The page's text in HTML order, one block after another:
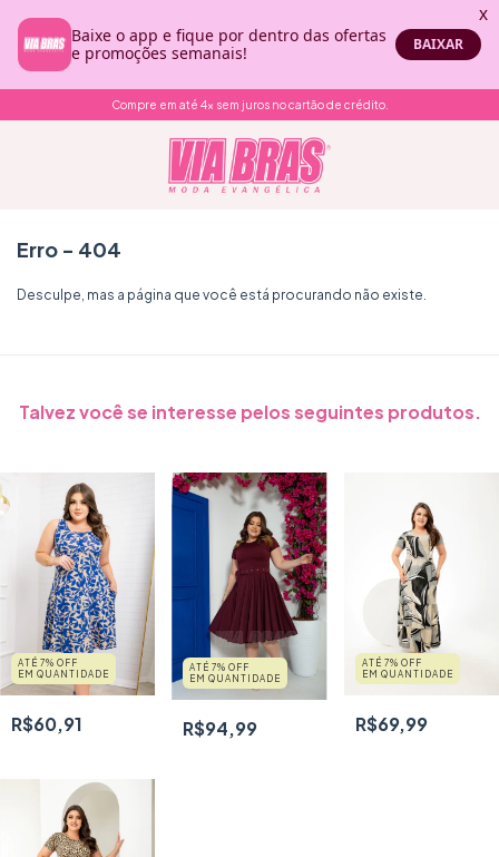
Compre em até 4x sem juros no cartão de crédito.
Erro - 404
Desculpe, mas a página que você está procurando não existe.
Talvez você se interesse pelos seguintes produtos.
ATÉ 7% OFF
EM QUANTIDADE
R$60,91
ATÉ 7% OFF
EM QUANTIDADE
R$94,99
ATÉ 7% OFF
EM QUANTIDADE
R$69,99